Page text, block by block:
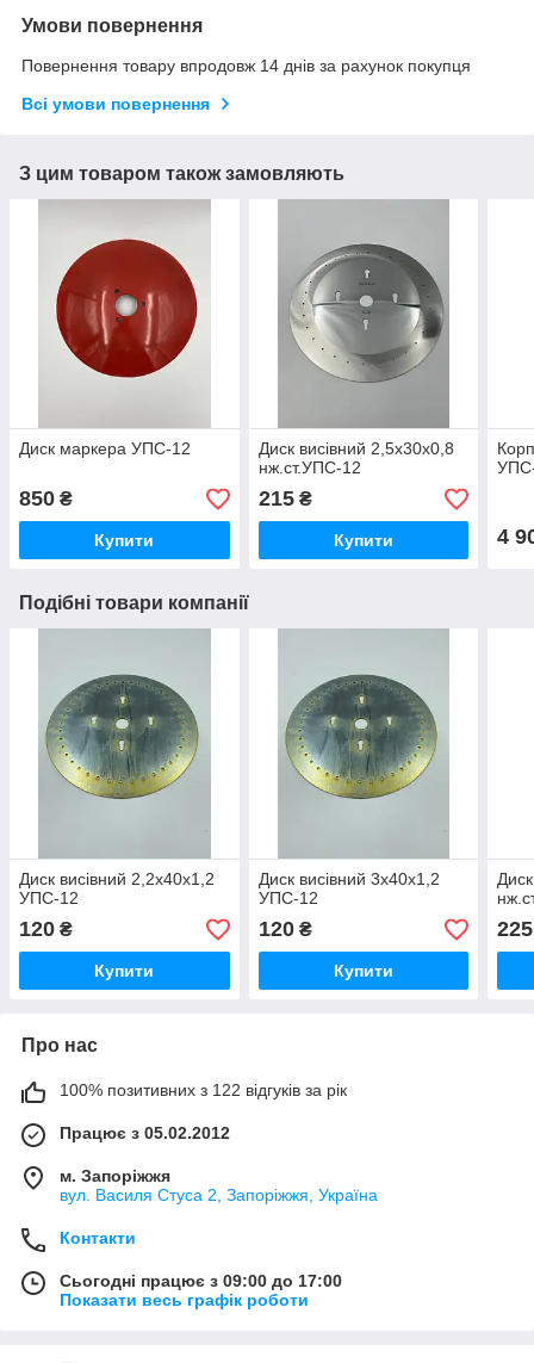
Умови повернення
Повернення товару впродовж 14 днів за рахунок покупця
Всі умови повернення
З цим товаром також замовляють
Диск маркера УПС-12
850 ₴
Купити
Диск висівний 2,5х30х0,8
нж.ст.УПС-12
215₴
Купити 4
Подібні товари компанії
Диск висівний 2,2х40х1,2
УПС-12
120 ₴
Купити
Диск висівний 3х40х1,2
УПС-12
120₴
Купити
225
Про нас
100% позитивних з 122 відгуків за рік
Працює з 05.02.2012
м. Запоріжжя
вул. Василя Стуса 2, Запоріжжя, Україна
Контакти
Сьогодні працює з 09:00 до 17:00
Показати весь графік роботи